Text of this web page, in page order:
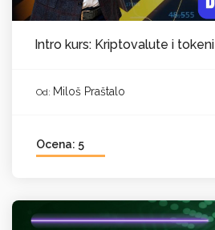
Intro kurs: Kriptovalute i tokeni
Od: Miloš Praštalo
Ocena: 5